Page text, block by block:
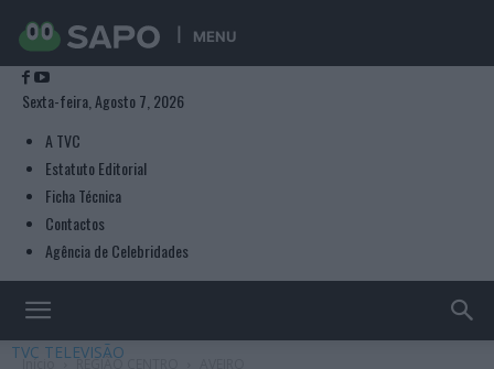
MENU
Sexta-feira, Agosto 7, 2026
A TVC
Estatuto Editorial
Ficha Técnica
Contactos
Agência de Celebridades
TVC TELEVISÃO
Início REGIÃO CENTRO